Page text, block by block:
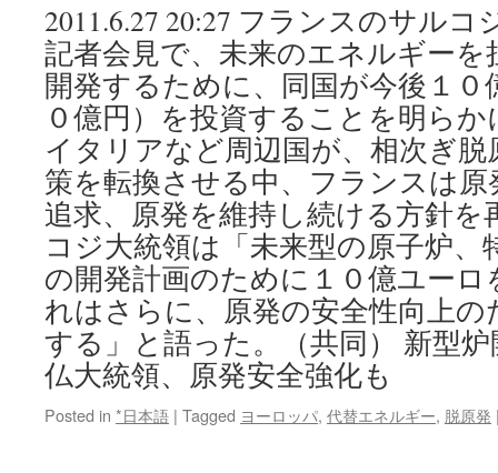
2011.6.27 20:27 フランスのサル
記者会見で、未来のエネルギーを
開発するために、同国が今後１０
０億円）を投資することを明ら
イタリアなど周辺国が、相次ぎ
策を転換させる中、フランスは
追求、原発を維持し続ける方針を
コジ大統領は「未来型の原子炉、
の開発計画のために１０億ユー
れはさらに、原発の安全性向上
する」と語った。（共同） 新型
仏大統領、原発安全強化も
Posted in *日本語 | Tagged ヨーロッパ, 代替エネルギー, 脱原発